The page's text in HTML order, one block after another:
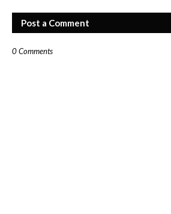
Post a Comment
0 Comments